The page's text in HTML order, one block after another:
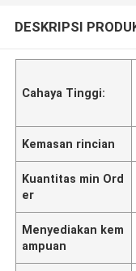
DESKRIPSI
Cahaya Tinggi:
Kemasan rincian
Kuantitas min Ord
er
Menyediakan kem
ampuan